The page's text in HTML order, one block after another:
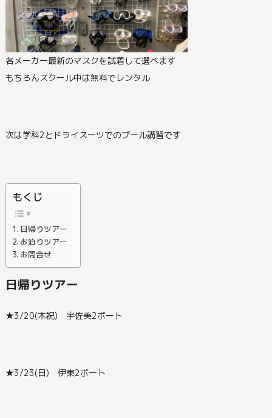
各メーカー最新のマスクを試着して選べます
もちろんスクール中は無料でレンタル
次は学科2とドライスーツでのプール講習です
もくじ
日帰りツアー
お泊りツアー
お問合せ
日帰りツアー
★3/20(木祝) 宇佐美2ボート
★3/23(日) 伊東2ボート